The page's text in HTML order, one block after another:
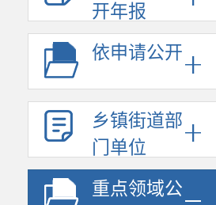
开年报
依申请公开
乡镇街道部
门单位
重点领域公